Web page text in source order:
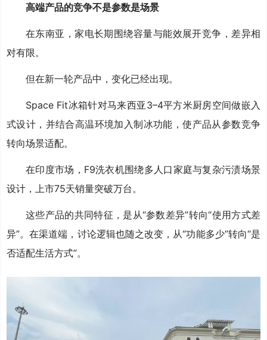
高端产品的竞争不是参数是场景
在东南亚，家电长期围绕容量与能效展开竞争，差异相
对有限。
但在新一轮产品中，变化已经出现。
Space Fit冰箱针对马来西亚3–4平方米厨房空间做嵌入
式设计，并结合高温环境加入制冰功能，使产品从参数竞争
转向场景适配。
在印度市场，F9洗衣机围绕多人口家庭与复杂污渍场景
设计，上市75天销量突破万台。
这些产品的共同特征，是从“参数差异”转向“使用方式差
异”。在渠道端，讨论逻辑也随之改变，从“功能多少”转向“是
否适配生活方式”。